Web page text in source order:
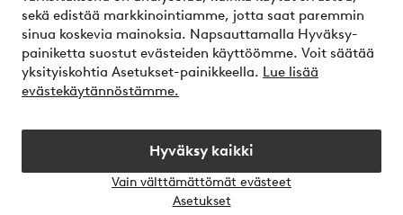
sekä edistää markkinointiamme, jotta saat paremmin
sinua koskevia mainoksia. Napsauttamalla Hyväksy-
painiketta suostut evästeiden käyttöömme. Voit säätää
yksityiskohtia Asetukset-painikkeella. Lue lisää
evästekäytännöstämme.
Hyväksy kaikki
Vain välttämättömät evästeet
Asetukset
elpy